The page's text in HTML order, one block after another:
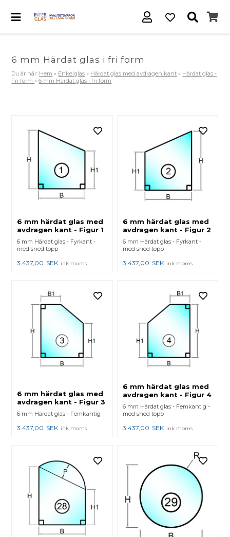
6 mm Härdat glas i fri form
Du är här: Hem » Enkelglas » Härdat glas med avdragen kant » Härdat glas -
Fri form»6 mm Härdat glas i fri form
6 mm härdat glas med
avdragen kant - Figur 1
6 mm Härdat glas - Fyrkant -
med sned topp
3.437,00 SEK ink moms
6 mm härdat glas med
avdragen kant - Figur 2
6 mm Härdat glas - Fyrkant -
med sned topp
3.437,00 SEK ink moms
6 mm härdat glas med
avdragen kant - Figur 3
6 mm Härdat glas - Femkantig
3.437,00 SEK ink moms
6 mm härdat glas med
avdragen kant - Figur 4
6 mm Härdat glas - Femkantig -
med sned topp
3.437,00 SEK ink moms